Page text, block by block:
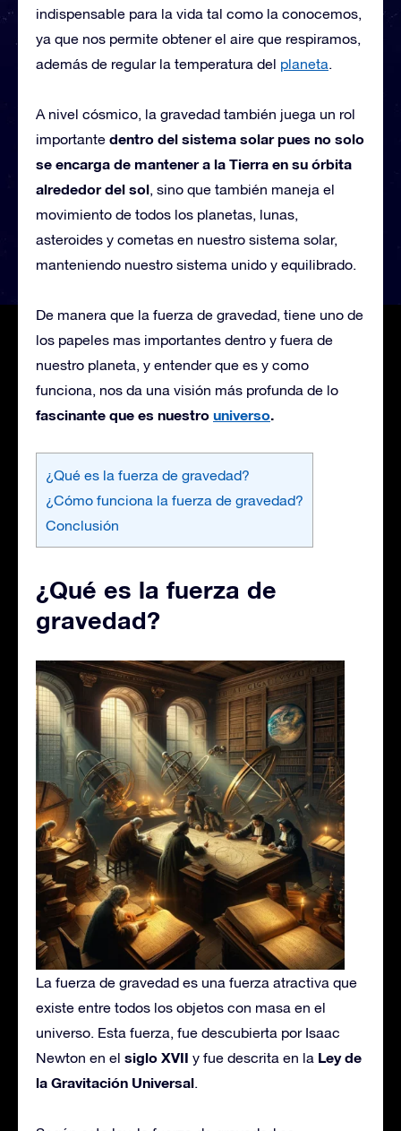
indispensable para la vida tal como la conocemos,
ya que nos permite obtener el aire que respiramos,
además de regular la temperatura del planeta.
A nivel cósmico, la gravedad también juega un rol
importante dentro del sistema solar pues no solo
se encarga de mantener a la Tierra en su órbita
alrededor del sol, sino que también maneja el
movimiento de todos los planetas, lunas,
asteroides y cometas en nuestro sistema solar,
manteniendo nuestro sistema unido y equilibrado.
De manera que la fuerza de gravedad, tiene uno de
los papeles mas importantes dentro y fuera de
nuestro planeta, y entender que es y como
funciona, nos da una visión más profunda de lo
fascinante que es nuestro universo.
¿Qué es la fuerza de gravedad?
¿Cómo funciona la fuerza de gravedad?
Conclusión
¿Qué es la fuerza de
gravedad?
La fuerza de gravedad es una fuerza atractiva que
existe entre todos los objetos con masa en el
universo. Esta fuerza, fue descubierta por Isaac
Newton en el siglo XVII y fue descrita en la Ley de
la Gravitación Universal.